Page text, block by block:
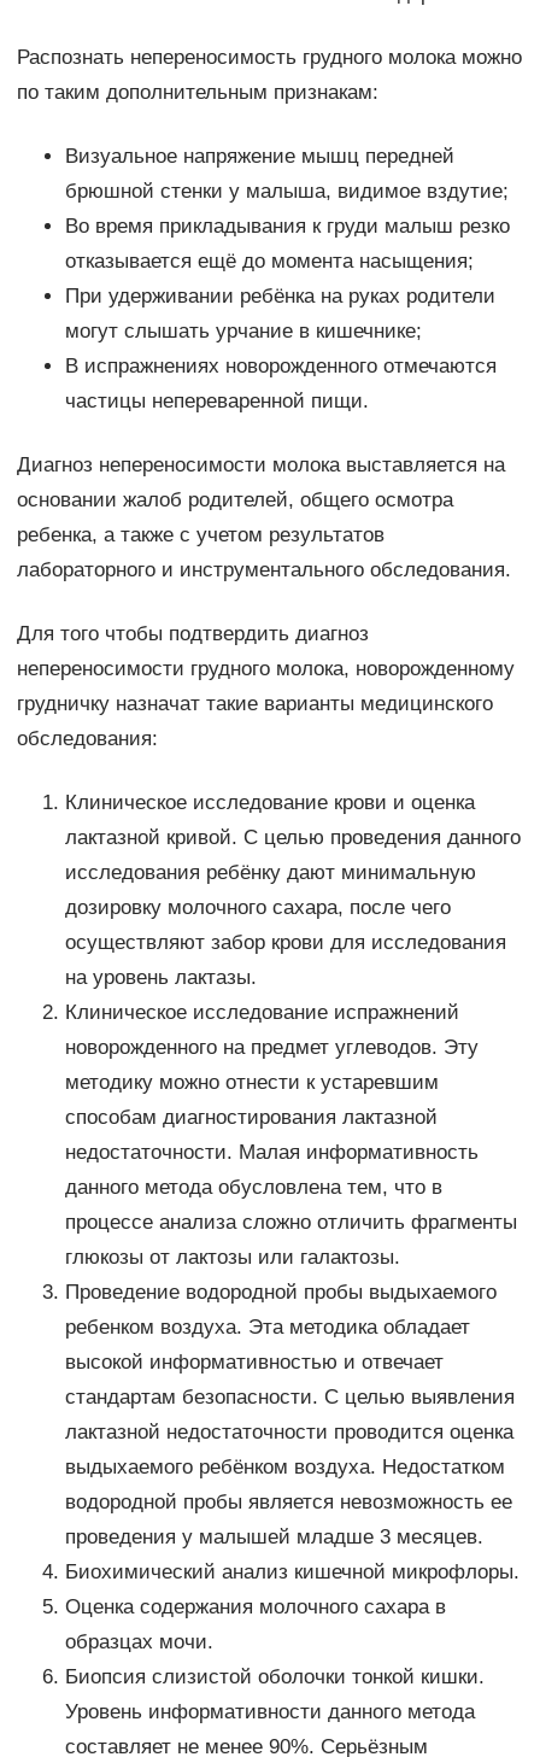
Распознать непереносимость грудного молока можно
по таким дополнительным признакам:
Визуальное напряжение мышц передней
брюшной стенки у малыша, видимое вздутие;
Во время прикладывания к груди малыш резко
отказывается ещё до момента насыщения;
При удерживании ребёнка на руках родители
могут слышать урчание в кишечнике;
В испражнениях новорожденного отмечаются
частицы непереваренной пищи.
Диагноз непереносимости молока выставляется на
основании жалоб родителей, общего осмотра
ребенка, а также с учетом результатов
лабораторного и инструментального обследования.
Для того чтобы подтвердить диагноз
непереносимости грудного молока, новорожденному
грудничку назначат такие варианты медицинского
обследования:
Клиническое исследование крови и оценка
лактазной кривой. С целью проведения данного
исследования ребёнку дают минимальную
дозировку молочного сахара, после чего
осуществляют забор крови для исследования
на уровень лактазы.
Клиническое исследование испражнений
новорожденного на предмет углеводов. Эту
методику можно отнести к устаревшим
способам диагностирования лактазной
недостаточности. Малая информативность
данного метода обусловлена тем, что в
процессе анализа сложно отличить фрагменты
глюкозы от лактозы или галактозы.
Проведение водородной пробы выдыхаемого
ребенком воздуха. Эта методика обладает
высокой информативностью и отвечает
стандартам безопасности. С целью выявления
лактазной недостаточности проводится оценка
выдыхаемого ребёнком воздуха. Недостатком
водородной пробы является невозможность ее
проведения у малышей младше 3 месяцев.
Биохимический анализ кишечной микрофлоры.
Оценка содержания молочного сахара в
образцах мочи.
Биопсия слизистой оболочки тонкой кишки.
Уровень информативности данного метода
составляет не менее 90%. Серьёзным